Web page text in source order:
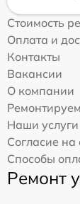
Стоимость
Оплата и
Контакты
Вакансии
О компании
Наши услуги
Согласие
Способы
Ремонт